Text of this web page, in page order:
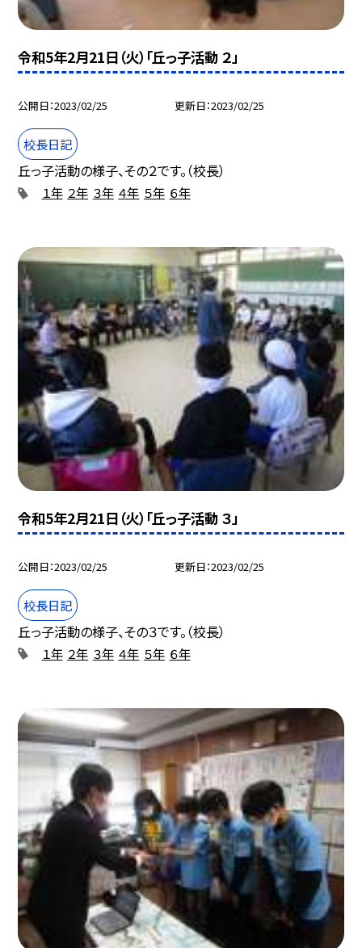
令和5年2月21日（火）「丘っ子活動 ２」
公開日 2023/02/25 更新日 2023/02/25
校長日記
丘っ子活動の様子、その２です。（校長）
１年 ２年 ３年 ４年 ５年 ６年
令和5年2月21日（火）「丘っ子活動 ３」
公開日 2023/02/25 更新日 2023/02/25
校長日記
丘っ子活動の様子、その３です。（校長）
１年 ２年 ３年 ４年 ５年 ６年